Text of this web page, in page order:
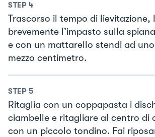
STEP 4
Trascorso il tempo di lievitazione,
brevemente l’impasto sulla
e con un mattarello stendi ad
mezzo centimetro.
STEP 5
Ritaglia con un coppapasta i
ciambelle e ritagliare al centro di
con un piccolo tondino. Fai